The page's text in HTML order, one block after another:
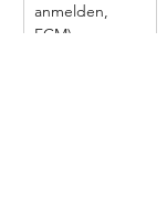
anmelden,
FCM)